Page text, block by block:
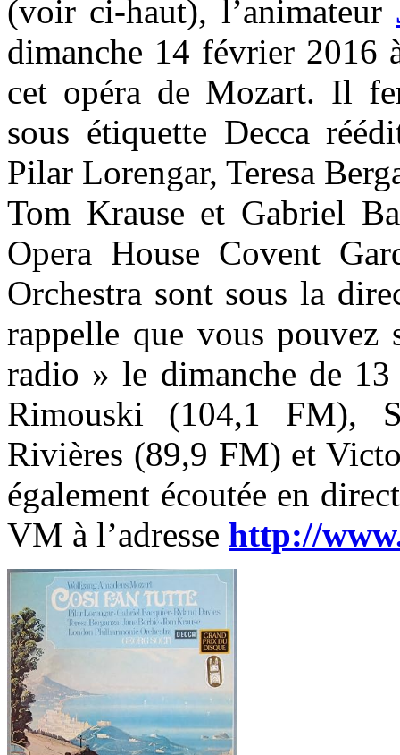
(voir ci-haut), l’animateur
dimanche 14 février 2016
cet opéra de Mozart. Il
sous étiquette Decca
Pilar Lorengar, Teresa
Tom Krause et Gabriel
Opera House Covent
Orchestra sont sous la
rappelle que vous pouvez
radio » le dimanche de
Rimouski (104,1 FM),
Rivières (89,9 FM) et
également écoutée en
VM à l’adresse http://